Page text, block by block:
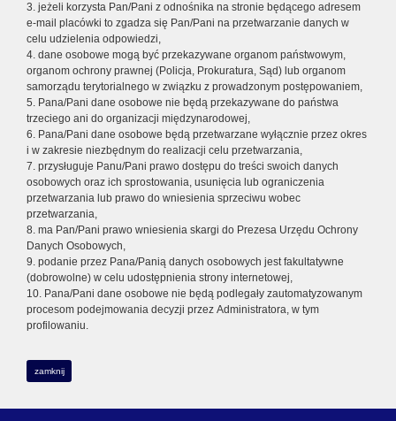
3. jeżeli korzysta Pan/Pani z odnośnika na stronie będącego adresem
e-mail placówki to zgadza się Pan/Pani na przetwarzanie danych w
celu udzielenia odpowiedzi,
4. dane osobowe mogą być przekazywane organom państwowym,
organom ochrony prawnej (Policja, Prokuratura, Sąd) lub organom
samorządu terytorialnego w związku z prowadzonym postępowaniem,
5. Pana/Pani dane osobowe nie będą przekazywane do państwa
trzeciego ani do organizacji międzynarodowej,
6. Pana/Pani dane osobowe będą przetwarzane wyłącznie przez okres
i w zakresie niezbędnym do realizacji celu przetwarzania,
7. przysługuje Panu/Pani prawo dostępu do treści swoich danych
osobowych oraz ich sprostowania, usunięcia lub ograniczenia
przetwarzania lub prawo do wniesienia sprzeciwu wobec
przetwarzania,
8. ma Pan/Pani prawo wniesienia skargi do Prezesa Urzędu Ochrony
Danych Osobowych,
9. podanie przez Pana/Panią danych osobowych jest fakultatywne
(dobrowolne) w celu udostępnienia strony internetowej,
10. Pana/Pani dane osobowe nie będą podlegały zautomatyzowanym
procesom podejmowania decyzji przez Administratora, w tym
profilowaniu.
zamknij